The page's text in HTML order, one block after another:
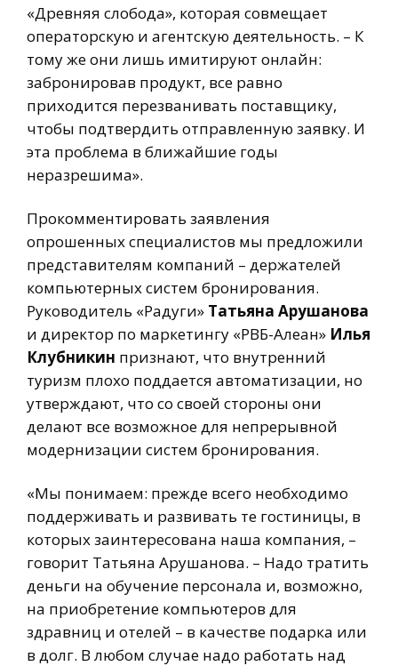
«Древняя слобода», которая совмещает
операторскую и агентскую деятельность. – К
тому же они лишь имитируют онлайн:
забронировав продукт, все равно
приходится перезванивать поставщику,
чтобы подтвердить отправленную заявку. И
эта проблема в ближайшие годы
неразрешима».
Прокомментировать заявления
опрошенных специалистов мы предложили
представителям компаний – держателей
компьютерных систем бронирования.
Руководитель «Радуги» Татьяна Арушанова
и директор по маркетингу «РВБ-Алеан» Илья
Клубникин признают, что внутренний
туризм плохо поддается автоматизации, но
утверждают, что со своей стороны они
делают все возможное для непрерывной
модернизации систем бронирования.
«Мы понимаем: прежде всего необходимо
поддерживать и развивать те гостиницы, в
которых заинтересована наша компания, –
говорит Татьяна Арушанова. – Надо тратить
деньги на обучение персонала и, возможно,
на приобретение компьютеров для
здравниц и отелей – в качестве подарка или
в долг. В любом случае надо работать над